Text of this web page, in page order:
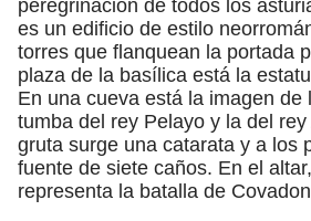
peregrinación de todos los
es un edificio de estilo
torres que flanquean la portada
plaza de la basílica está la
En una cueva está la imagen de
tumba del rey Pelayo y la del
gruta surge una catarata y a los
fuente de siete caños. En el
representa la batalla de